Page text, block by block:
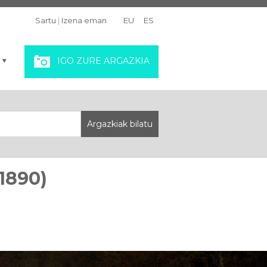
Sartu | Izena eman EU ES
IGO ZURE ARGAZKIA